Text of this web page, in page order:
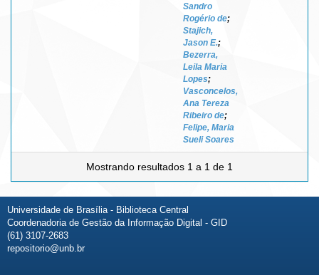
Sandro
Rogério de;
Stajich,
Jason E.;
Bezerra,
Leila Maria
Lopes;
Vasconcelos,
Ana Tereza
Ribeiro de;
Felipe, Maria
Sueli Soares
Mostrando resultados 1 a 1 de 1
Universidade de Brasília - Biblioteca Central
Coordenadoria de Gestão da Informação Digital - GID
(61) 3107-2683
repositorio@unb.br